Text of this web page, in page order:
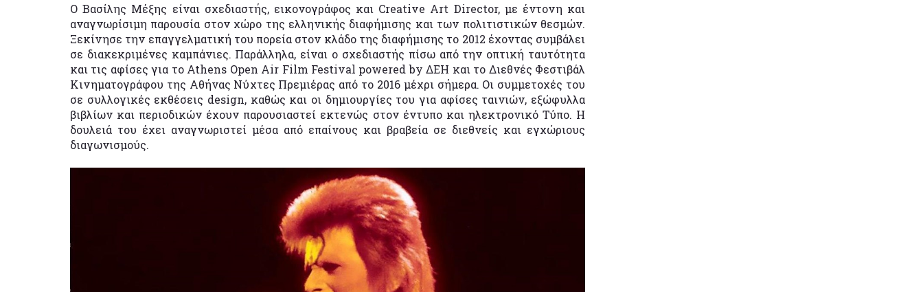
Ο Βασίλης Μέξης είναι σχεδιαστής, εικονογράφος και Creative Art Director, με έντονη και
αναγνωρίσιμη παρουσία στον χώρο της ελληνικής διαφήμισης και των πολιτιστικών θεσμών.​
Ξεκίνησε την επαγγελματική του πορεία στον κλάδο της διαφήμισης το 2012 έχοντας συμβάλει
σε διακεκριμένες καμπάνιες. Παράλληλα, είναι ο σχεδιαστής πίσω από την οπτική ταυτότητα
και τις αφίσες για το Athens Open Air Film Festival powered by ΔΕΗ και το Διεθνές Φεστιβάλ
Κινηματογράφου της Αθήνας Νύχτες Πρεμιέρας από το 2016 μέχρι σήμερα. Οι συμμετοχές του
σε συλλογικές εκθέσεις design, καθώς και οι δημιουργίες του για αφίσες ταινιών, εξώφυλλα
βιβλίων και περιοδικών έχουν παρουσιαστεί εκτενώς στον έντυπο και ηλεκτρονικό Τύπο. Η
δουλειά του έχει αναγνωριστεί μέσα από επαίνους και βραβεία σε διεθνείς και εγχώριους
διαγωνισμούς.